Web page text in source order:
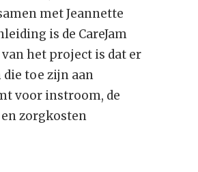
met Jeannette
is de CareJam
het project is dat er
toe zijn aan
voor instroom, de
zorgkosten